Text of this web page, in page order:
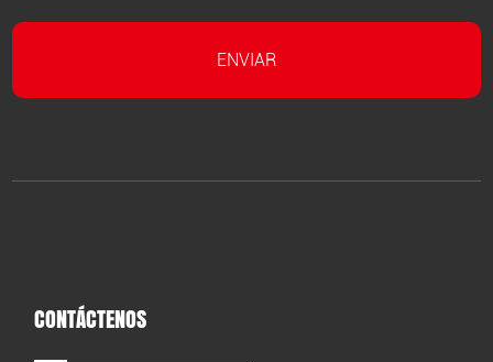
CONTÁCTENOS